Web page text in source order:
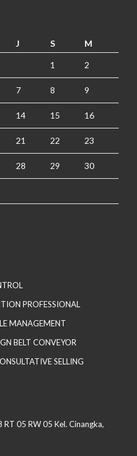
J S M
1 2
7 8 9
14 15 16
21 22 23
28 29 30
PROFESSIONAL
MANAGEMENT
BELT CONVEYOR
SELLING
05 RW 05 Kel. Cinangka,